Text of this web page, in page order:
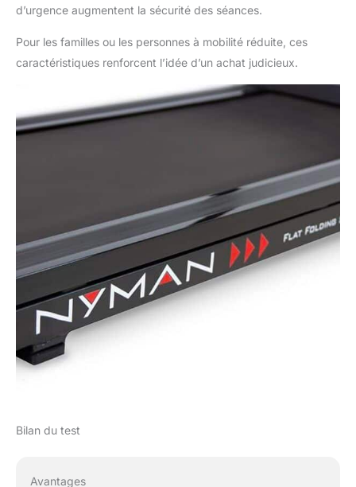
d’urgence augmentent la sécurité des séances.
Pour les familles ou les personnes à mobilité réduite, ces
caractéristiques renforcent l’idée d’un achat judicieux.
Bilan du test
Avantages